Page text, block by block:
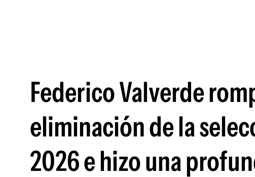
Federico Valverde
eliminación de la
2026 e hizo una